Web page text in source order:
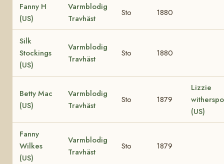
Fanny H
(US)
Varmblodig
Travhäst
Sto 1880
Silk
Stockings
(US)
Varmblodig
Travhäst
Sto 1880
Betty Mac
(US)
Varmblodig
Travhäst
Sto 1879
Lizzie
(US)
Fanny
Wilkes
(US)
Varmblodig
Travhäst
Sto 1879